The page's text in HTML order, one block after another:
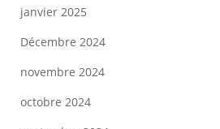
janvier 2025
Décembre 2024
novembre 2024
octobre 2024